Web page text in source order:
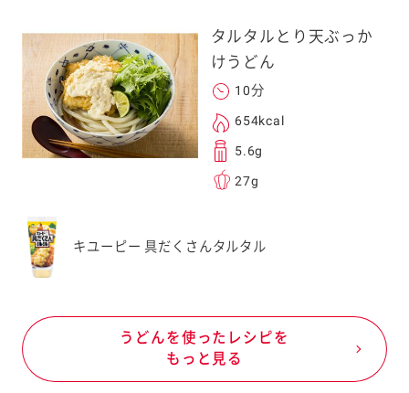
タルタルとり天ぶっか
けうどん
10分
654kcal
5.6g
27g
キユーピー 具だくさんタルタル
うどんを使ったレシピを
もっと見る